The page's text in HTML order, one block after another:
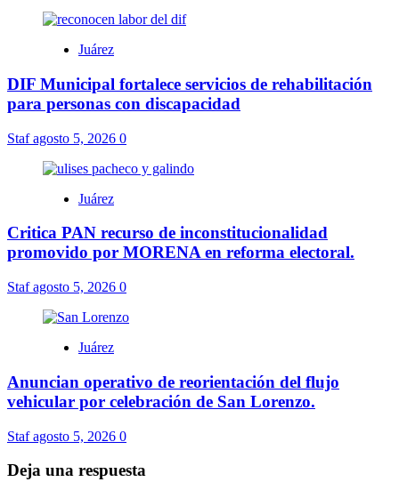
Juárez
DIF Municipal fortalece servicios de rehabilitación
para personas con discapacidad
Stafagosto 5, 2026 0
Juárez
Critica PAN recurso de inconstitucionalidad
promovido por MORENA en reforma electoral.
Stafagosto 5, 2026 0
Juárez
Anuncian operativo de reorientación del flujo
vehicular por celebración de San Lorenzo.
Stafagosto 5, 2026 0
Deja una respuesta